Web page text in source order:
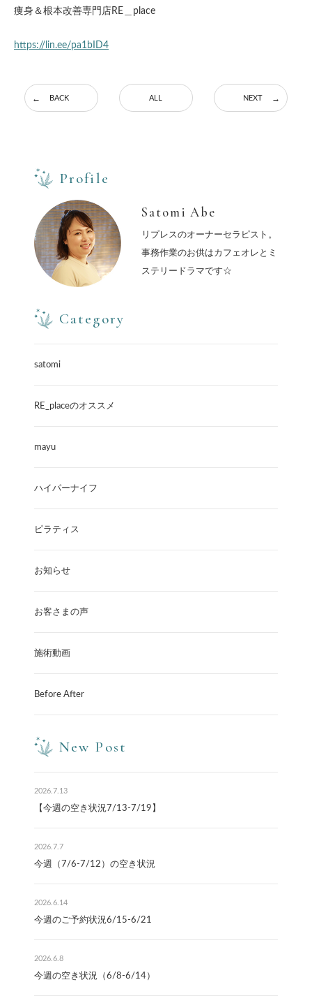
痩身＆根本改善専門店RE＿place
https://lin.ee/pa1bID4
BACK ALL NEXT
Profile
Satomi Abe
リプレスのオーナーセラピスト。
事務作業のお供はカフェオレとミ
ステリードラマです☆
Category
satomi
RE_placeのオススメ
mayu
ハイパーナイフ
ピラティス
お知らせ
お客さまの声
施術動画
Before After
New Post
2026.7.13
【今週の空き状況7/13-7/19】
2026.7.7
今週（7/6-7/12）の空き状況
2026.6.14
今週のご予約状況6/15-6/21
2026.6.8
今週の空き状況（6/8-6/14）